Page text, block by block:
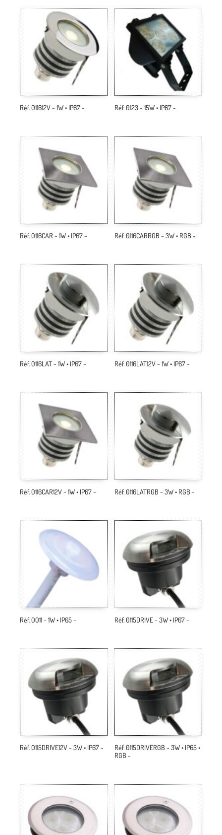
Réf. 011612V ~ 1W • IP67 ~ Réf. 0123 ~ 15W • IP67 ~
Réf. 0116CAR ~ 1W • IP67 ~ Réf. 0116CARRGB ~ 3W • RGB ~
Réf. 0116LAT ~ 1W • IP67 ~ Réf. 0116LAT12V ~ 1W • IP67 ~
Réf. 0116CAR12V ~ 1W • IP67 ~ Réf. 0116LATRGB ~ 3W • RGB ~
Réf. 0011 ~ 1W • IP65 ~ Réf. 0115DRIVE ~ 3W • IP67 ~
Réf. 0115DRIVE12V ~ 3W • IP67 ~
Réf. 0115DRIVERGB ~ 3W • IP65 •
RGB ~